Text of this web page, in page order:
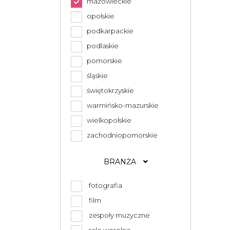
opolskie
podkarpackie
podlaskie
pomorskie
śląskie
świętokrzyskie
warmińsko-mazurskie
wielkopolskie
zachodniopomorskie
BRANŻA
fotografia
film
zespoły muzyczne